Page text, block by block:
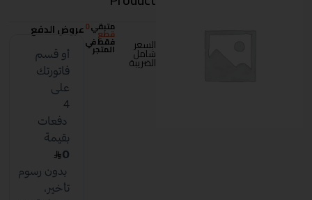
السعر
شامل
الضريبة
متبقي0
قطع
فقط في
المتجر
عروض الدفع